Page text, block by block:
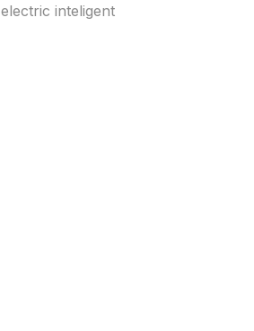
electric inteligent